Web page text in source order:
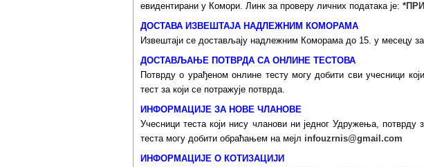
евидентирани у Комори. Линк за проверу личних података је:
ДОСТАВА ИЗВЕШТАЈА НАДЛЕЖНИМ КОМОРАМА
Извештаји се достављају надлежним Коморама до 15. у месецу
ДОСТАВЉАЊЕ ПОТВРДА СА ОНЛИНЕ ТЕСТОВА
Потврду о урађеном онлине тесту могу добити сви учесници
тест за који се потражује потврда.
ИНФОРМАЦИЈЕ ЗА НОВЕ ЧЛАНОВЕ
Учесници теста који нису чланови ни једног Удружења,
теста могу добити обраћањем на мејл infouzrnis@gmail.com
ИНФОРМАЦИЈЕ О КОТИЗАЦИЈИ